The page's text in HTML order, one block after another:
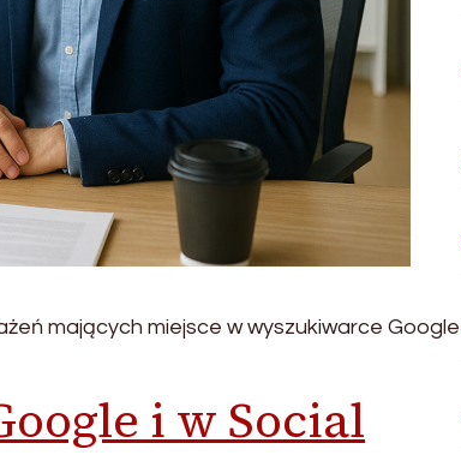
mających miejsce w wyszukiwarce Google
i w Social